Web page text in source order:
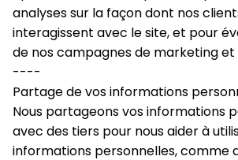
analyses sur la façon dont nos
interagissent avec le site, et pour
de nos campagnes de marketing
----
Partage de vos informations
Nous partageons vos informations
avec des tiers pour nous aider à
informations personnelles, comme